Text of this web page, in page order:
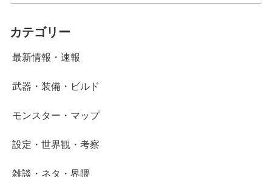
カテゴリー
最新情報・速報
武器・装備・ビルド
モンスター・マップ
設定・世界観・考察
雑談・ネタ・界隈